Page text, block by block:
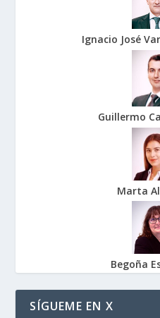
Ignacio José
Guillermo
Marta
Begoña
SÍGUEME EN X